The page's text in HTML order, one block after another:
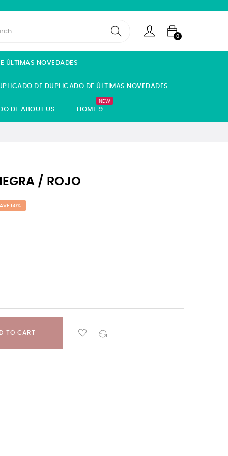
0
ÚLTIMAS NOVEDADES
DE DUPLICADO DE ÚLTIMAS NOVEDADES
DE ABOUT US HOME 9
NEW
/ ROJO
50%
TO CART